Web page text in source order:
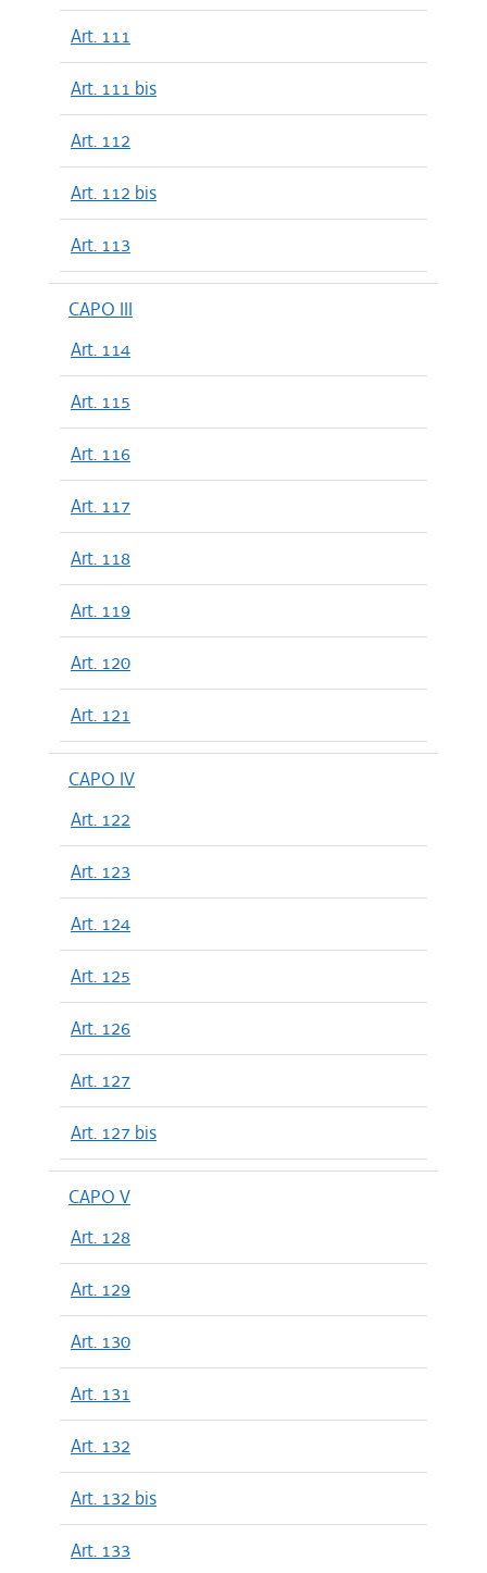
Art. 111
Art. 111 bis
Art. 112
Art. 112 bis
Art. 113
CAPO III
Art. 114
Art. 115
Art. 116
Art. 117
Art. 118
Art. 119
Art. 120
Art. 121
CAPO IV
Art. 122
Art. 123
Art. 124
Art. 125
Art. 126
Art. 127
Art. 127 bis
CAPO V
Art. 128
Art. 129
Art. 130
Art. 131
Art. 132
Art. 132 bis
Art. 133